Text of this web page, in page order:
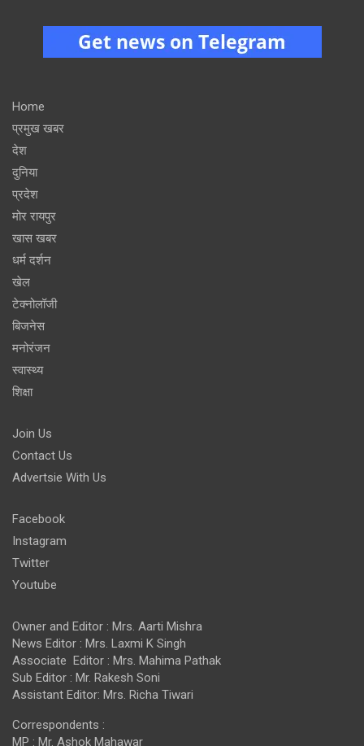
Home
प्रमुख खबर
देश
दुनिया
प्रदेश
मोर रायपुर
खास खबर
धर्म दर्शन
खेल
टेक्नोलॉजी
बिजनेस
मनोरंजन
स्वास्थ्य
शिक्षा
Join Us
Contact Us
Advertsie With Us
Facebook
Instagram
Twitter
Youtube
Owner and Editor : Mrs. Aarti Mishra
News Editor : Mrs. Laxmi K Singh
Associate Editor : Mrs. Mahima Pathak
Sub Editor : Mr. Rakesh Soni
Assistant Editor: Mrs. Richa Tiwari
Correspondents :
MP : Mr. Ashok Mahawar